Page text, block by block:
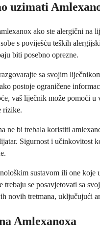
uzimati
ako ste alergični na
s poviješću teških
biti posebno oprezne.
sa svojim
postoje ograničene
vaš liječnik može pomoći u
rizike.
ne bi trebala koristiti
Sigurnost i učinkovitost
sustavom ili one koje
trebaju se posavjetovati sa
novih tretmana, uključujući
Amlexanoxa